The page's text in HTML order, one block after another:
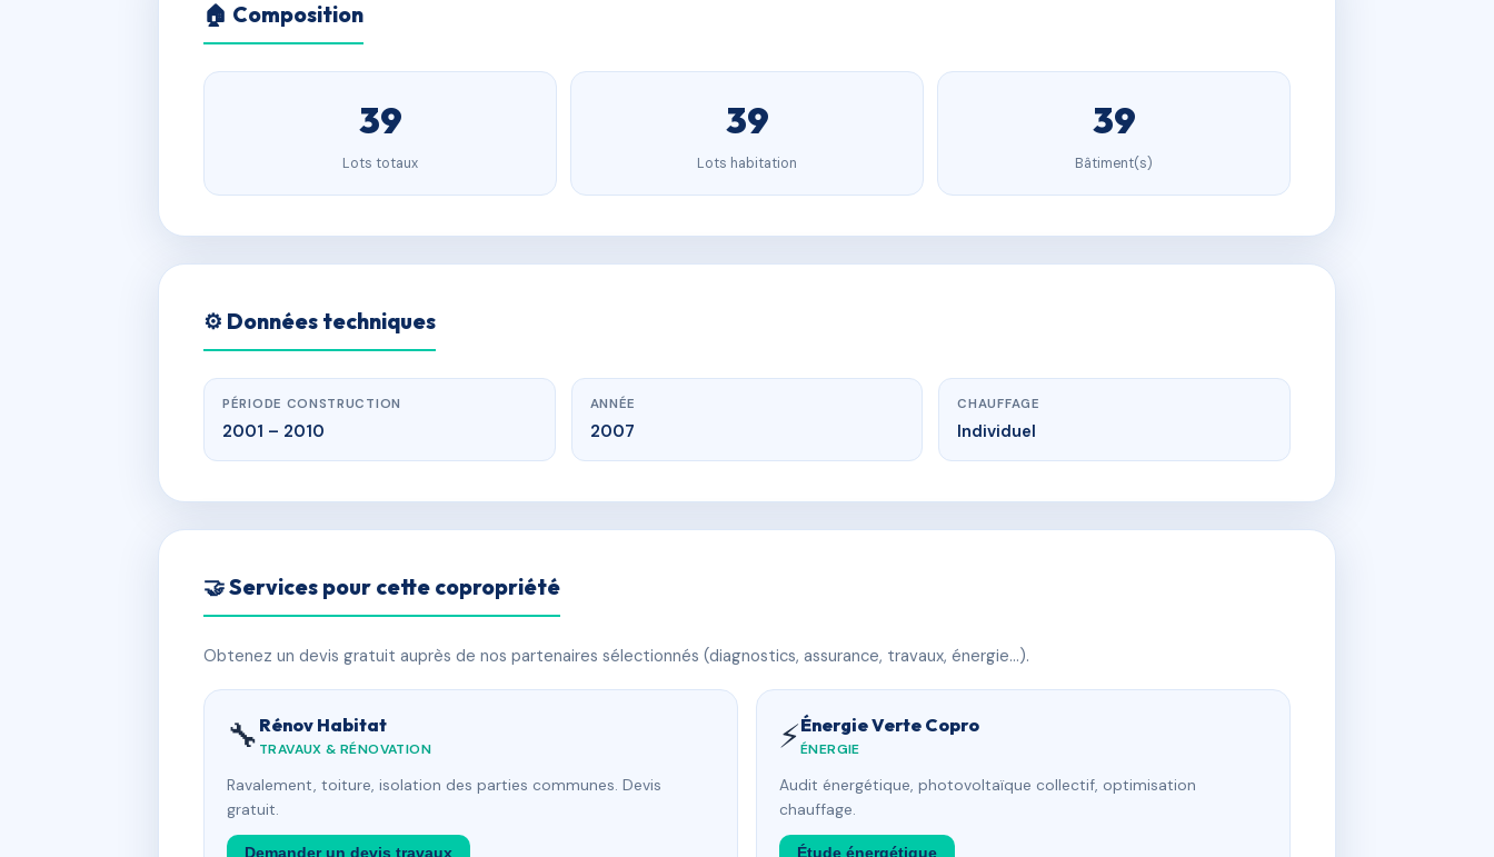
🏠 Composition
39
Lots totaux
39
Lots habitation
39
Bâtiment(s)
⚙️ Données techniques
PÉRIODE CONSTRUCTION
2001 – 2010
ANNÉE
2007
CHAUFFAGE
Individuel
🤝 Services pour cette copropriété
Obtenez un devis gratuit auprès de nos partenaires sélectionnés (diagnostics, assurance, travaux, énergie…).
🔧 Rénov Habitat
TRAVAUX & RÉNOVATION
Ravalement, toiture, isolation des parties communes. Devis
gratuit.
Demander un devis travaux
⚡Énergie Verte Copro
ÉNERGIE
Audit énergétique, photovoltaïque collectif, optimisation
chauffage.
Étude énergétique